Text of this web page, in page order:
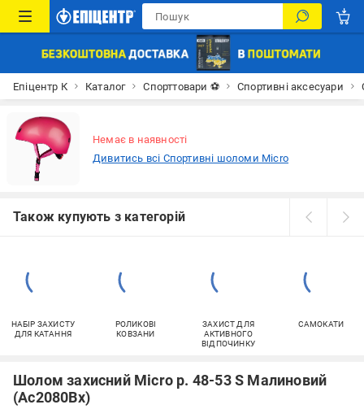
Епіцентр К Каталог Спорттовари ⚽ Спортивні аксесуари
Немає в наявності
Дивитись всі Спортивні шоломи Micro
Також купують з категорій
НАБІР ЗАХИСТУ
ДЛЯ КАТАННЯ
РОЛИКОВІ
КОВЗАНИ
ЗАХИСТ ДЛЯ
АКТИВНОГО
ВІДПОЧИНКУ
САМОКАТИ
Шолом захисний Micro р. 48-53 S Малиновий
(Ac2080Bx)